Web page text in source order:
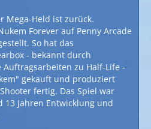
Mega-Held ist zurück.
Forever auf Penny Arcade
So hat das
- bekannt durch
zu Half-Life -
gekauft und produziert
fertig. Das Spiel war
13 Jahren Entwicklung und